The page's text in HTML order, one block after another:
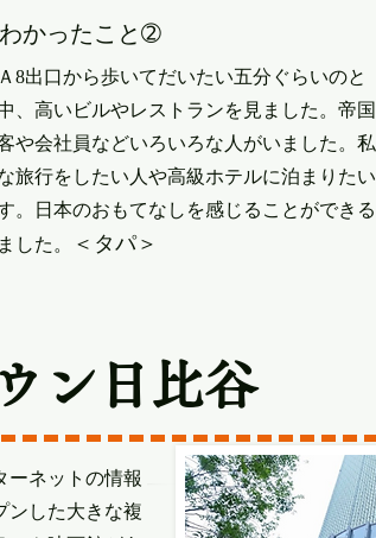
かったこと➁
8出口から歩いてだいたい五分ぐらいのと
、高いビルやレストランを見ました。帝国
や会社員などいろいろな人がいました。私
旅行をしたい人や高級ホテルに泊まりたい
。日本のおもてなしを感じることができる
した。
＜タパ＞
ン日比谷
ーネットの情報
ンした大きな複